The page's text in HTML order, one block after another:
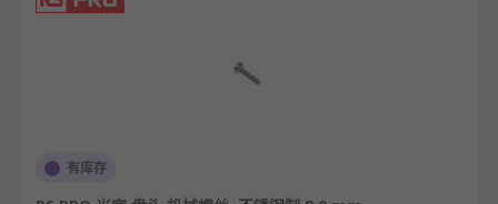
有库存